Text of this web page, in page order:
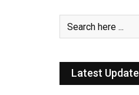
Latest Update